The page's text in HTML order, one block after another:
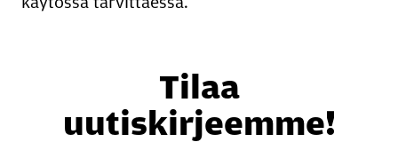
Tilaa
uutiskirjeemme!